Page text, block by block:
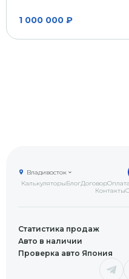
1 000 000 ₽
КалькуляторыБлогДоговорОплата
Контакты
Владивосток
Статистика продаж
Авто в наличии
Проверка авто Япония